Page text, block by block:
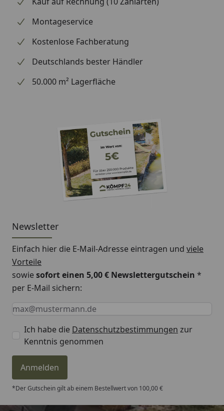
handelt (wir bestellen das Produkt bei Weber, sobald
wir Ihre Bestellung erhalten haben), können wir
Informationen zu dem Ersatzteil geben. Es dient
lediglich dem Austausch des defekten oder fehlenden
Montageservice
Kostenlose Fachberatung
Deutschlands bester Händler
50.000 m² Lagerfläche
Newsletter
Einfach hier die E-Mail-Adresse eintragen und viele
Vorteile
sowiesofort einen 5,00 € Newslettergutschein *
per E-Mail sichern:
Keine Eingabe erforderlich
Eingabe erforderlich
E-Mail *
Ich habe die Datenschutzbestimmungen zur
Kenntnis genommen
Anmelden
*Der Gutschein gilt ab einem Bestellwert von 100,00 €